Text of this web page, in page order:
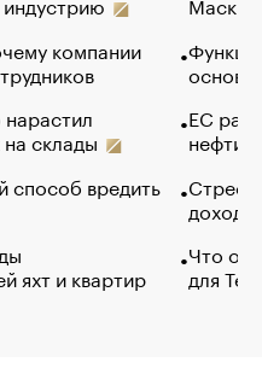
компании
склады
способ вредить
яхт и квартир
основ
ЕС
нефти
Что
для